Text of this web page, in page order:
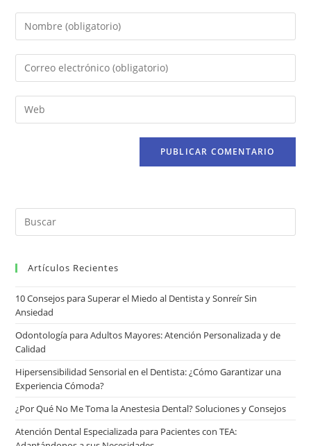
Artículos Recientes
10 Consejos para Superar el Miedo al Dentista y Sonreír Sin
Ansiedad
Odontología para Adultos Mayores: Atención Personalizada y de
Calidad
Hipersensibilidad Sensorial en el Dentista: ¿Cómo Garantizar una
Experiencia Cómoda?
¿Por Qué No Me Toma la Anestesia Dental? Soluciones y Consejos
Atención Dental Especializada para Pacientes con TEA: